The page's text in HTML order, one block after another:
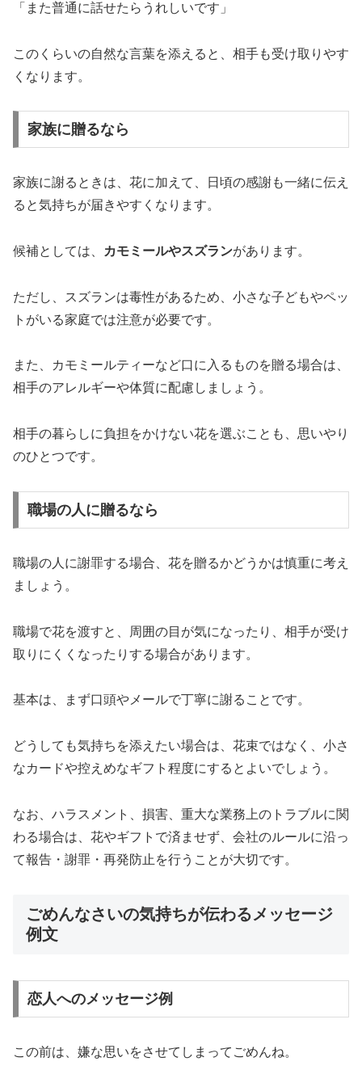
「また普通に話せたらうれしいです」
このくらいの自然な言葉を添えると、相手も受け取りやす
くなります。
家族に贈るなら
家族に謝るときは、花に加えて、日頃の感謝も一緒に伝え
ると気持ちが届きやすくなります。
候補としては、 カモミールやスズランがあります。
ただし、スズランは毒性があるため、小さな子どもやペッ
トがいる家庭では注意が必要です。
また、カモミールティーなど口に入るものを贈る場合は、
相手のアレルギーや体質に配慮しましょう。
相手の暮らしに負担をかけない花を選ぶことも、思いやり
のひとつです。
職場の人に贈るなら
職場の人に謝罪する場合、花を贈るかどうかは慎重に考え
ましょう。
職場で花を渡すと、周囲の目が気になったり、相手が受け
取りにくくなったりする場合があります。
基本は、まず口頭やメールで丁寧に謝ることです。
どうしても気持ちを添えたい場合は、花束ではなく、小さ
なカードや控えめなギフト程度にするとよいでしょう。
なお、ハラスメント、損害、重大な業務上のトラブルに関
わる場合は、花やギフトで済ませず、会社のルールに沿っ
て報告・謝罪・再発防止を行うことが大切です。
ごめんなさいの気持ちが伝わるメッセージ
例文
恋人へのメッセージ例
この前は、嫌な思いをさせてしまってごめんね。